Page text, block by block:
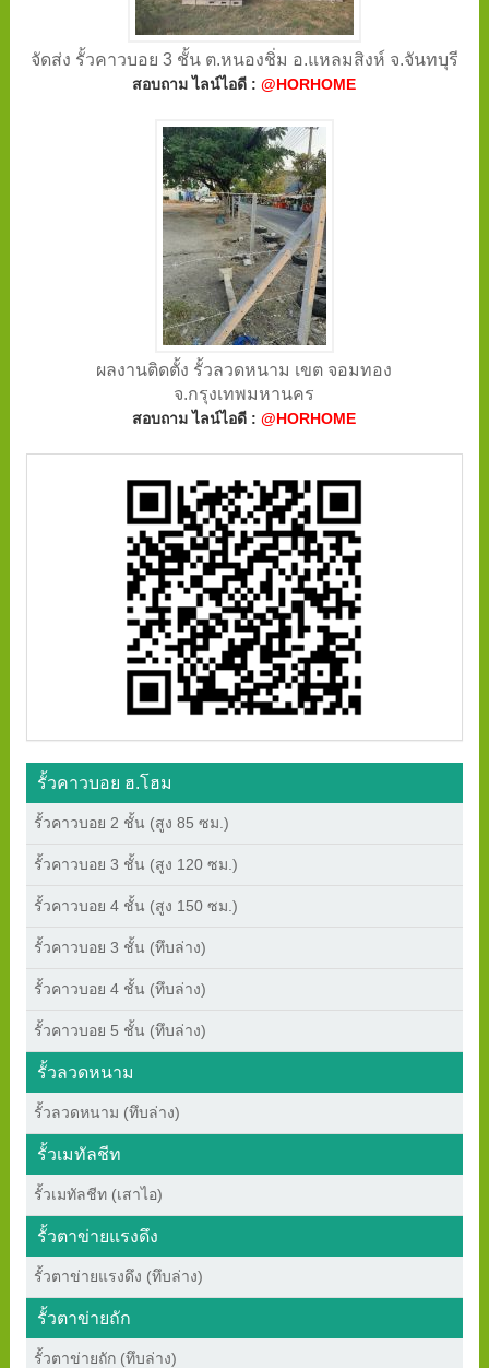
จัดส่ง รั้วคาวบอย 3 ชั้น ต.หนองชิ่ม อ.แหลมสิงห์ จ.จันทบุรี
สอบถาม ไลน์ไอดี :@HORHOME
ผลงานติดตั้ง รั้วลวดหนาม เขต จอมทอง
จ.กรุงเทพมหานคร
สอบถาม ไลน์ไอดี :@HORHOME
รั้วคาวบอย ฮ.โฮม
รั้วคาวบอย 2 ชั้น (สูง 85 ซม.)
รั้วคาวบอย 3 ชั้น (สูง 120 ซม.)
รั้วคาวบอย 4 ชั้น (สูง 150 ซม.)
รั้วคาวบอย 3 ชั้น (ทึบล่าง)
รั้วคาวบอย 4 ชั้น (ทึบล่าง)
รั้วคาวบอย 5 ชั้น (ทึบล่าง)
รั้วลวดหนาม
รั้วลวดหนาม (ทึบล่าง)
รั้วเมทัลชีท
รั้วเมทัลชีท (เสาไอ)
รั้วตาข่ายแรงดึง
รั้วตาข่ายแรงดึง (ทึบล่าง)
รั้วตาข่ายถัก
รั้วตาข่ายถัก (ทึบล่าง)